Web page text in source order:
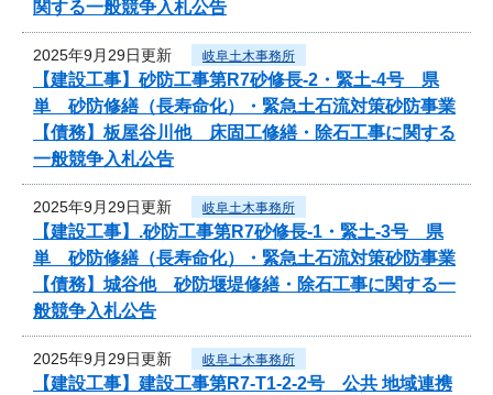
関する一般競争入札公告
2025年9月29日更新 岐阜土木事務所
【建設工事】砂防工事第R7砂修長-2・緊土-4号 県
単 砂防修繕（長寿命化）・緊急土石流対策砂防事業
【債務】板屋谷川他 床固工修繕・除石工事に関する
一般競争入札公告
2025年9月29日更新 岐阜土木事務所
【建設工事】.砂防工事第R7砂修長-1・緊土-3号 県
単 砂防修繕（長寿命化）・緊急土石流対策砂防事業
【債務】城谷他 砂防堰堤修繕・除石工事に関する一
般競争入札公告
2025年9月29日更新 岐阜土木事務所
【建設工事】建設工事第R7-T1-2-2号 公共 地域連携